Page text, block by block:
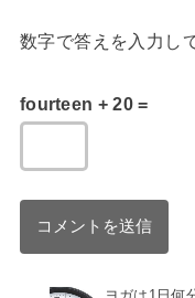
数字で答えを入力し
fourteen + 20 =